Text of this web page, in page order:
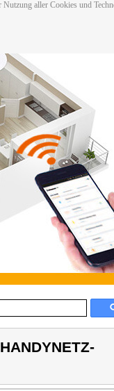
aller Cookies und